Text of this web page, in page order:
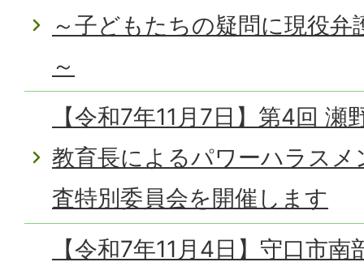
～子どもたちの疑問に現役
～
【令和7年11月7日】第4回
教育長によるパワーハラス
査特別委員会を開催します
【令和7年11月4日】守口市